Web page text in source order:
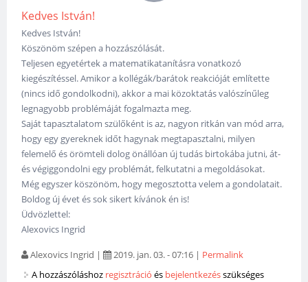
Kedves István!
Kedves István!
Köszönöm szépen a hozzászólását.
Teljesen egyetértek a matematikatanításra vonatkozó
kiegészítéssel. Amikor a kollégák/barátok reakcióját említette
(nincs idő gondolkodni), akkor a mai közoktatás valószínűleg
legnagyobb problémáját fogalmazta meg.
Saját tapasztalatom szülőként is az, nagyon ritkán van mód arra,
hogy egy gyereknek időt hagynak megtapasztalni, milyen
felemelő és örömteli dolog önállóan új tudás birtokába jutni, át-
és végiggondolni egy problémát, felkutatni a megoldásokat.
Még egyszer köszönöm, hogy megosztotta velem a gondolatait.
Boldog új évet és sok sikert kívánok én is!
Üdvözlettel:
Alexovics Ingrid
Alexovics Ingrid | 2019. jan. 03. - 07:16 | Permalink
A hozzászóláshoz regisztráció és bejelentkezésszükséges